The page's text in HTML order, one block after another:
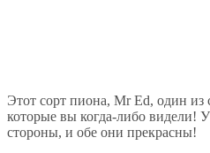
Этот сорт пиона, Mr Ed, один
которые вы когда-либо видели!
стороны, и обе они прекрасны!